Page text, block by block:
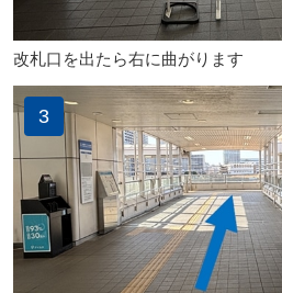
改札口を出たら右に曲がります
3